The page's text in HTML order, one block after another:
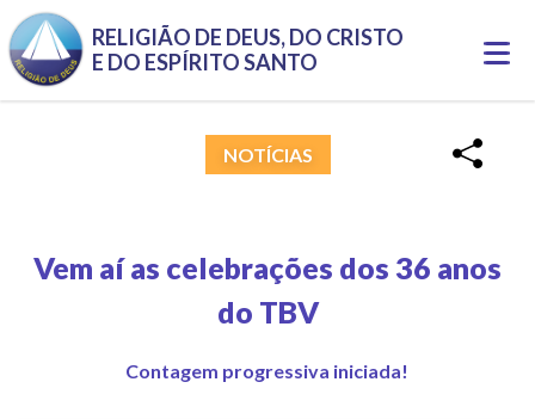
Pular para o conteúdo principal
RELIGIÃO DE DEUS, DO CRISTO
E DO ESPÍRITO SANTO
NOTÍCIAS
Vem aí as celebrações dos 36 anos
do TBV
Contagem progressiva iniciada!